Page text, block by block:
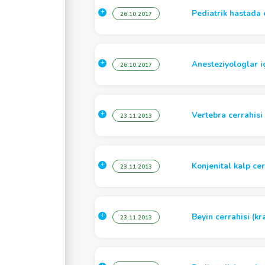
26.10.2017 Pediatrik
26.10.2017 Anesteziyologlar
23.11.2013 Vertebra cerrahisi
23.11.2013 Konjenital kalp
23.11.2013 Beyin cerrahisi